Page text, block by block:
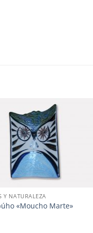
Y NATURALEZA
«Moucho Marte»